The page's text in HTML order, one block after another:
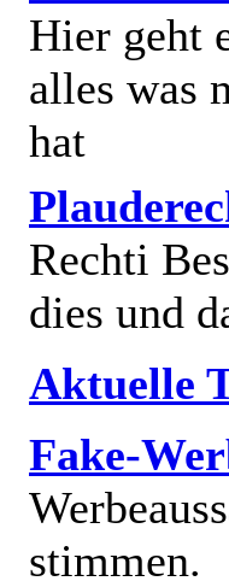
Hier geht
alles was
hat
Rechti
dies und
Aktuelle
Fake-
stimmen.